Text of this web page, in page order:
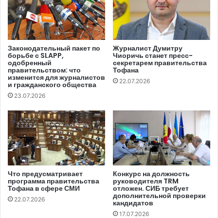
также рекомендациями Венецианской комиссии.
Также будет оказана поддержка в процессе
применения нового законодательства о доступе к
информации и регулировании деятельности онлайн-
СМИ в Республике Молдова.
Национальная общественная телерадиокомпания
«Телерадио-Молдова» получит поддержку в плане
посвященных правам человека и социальным
вопросам. Центр стратегических коммуникаций и
борьбы с дезинформацией и Совет по телевидению и
радио также получат помощь с целью повышения
уровня медиаграмотности и укрепления устойчивости
общества к кампаниям по дезинформации, что стало
серьезной проблемой для Республики Молдова после
начала военной агрессии России против Украины.
Законодательный пакет по
борьбе с SLAPP,
одобренный
правительством: что
изменится для журналистов
и гражданского общества
23.07.2026
Журналист Думитру
Чиоричь станет пресс-
секретарем правительства
Тофана
22.07.2026
Что предусматривает
программа правительства
Тофана в сфере СМИ
22.07.2026
Конкурс на должность
руководителя TRM
отложен. СИБ требует
дополнительной проверки
кандидатов
17.07.2026